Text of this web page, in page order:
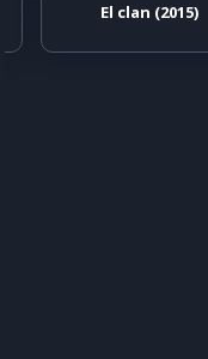
El clan (2015)